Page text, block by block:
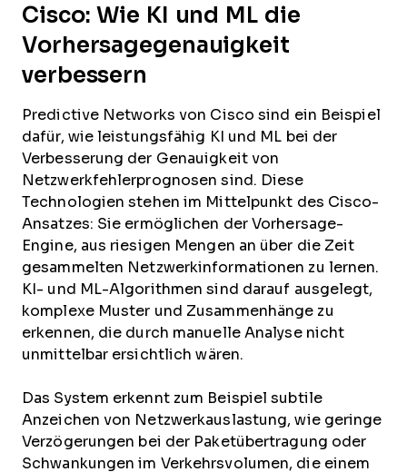
Cisco: Wie KI und ML die
Vorhersagegenauigkeit
verbessern
Predictive Networks von Cisco sind ein Beispiel
dafür, wie leistungsfähig KI und ML bei der
Verbesserung der Genauigkeit von
Netzwerkfehlerprognosen sind. Diese
Technologien stehen im Mittelpunkt des Cisco-
Ansatzes: Sie ermöglichen der Vorhersage-
Engine, aus riesigen Mengen an über die Zeit
gesammelten Netzwerkinformationen zu lernen.
KI- und ML-Algorithmen sind darauf ausgelegt,
komplexe Muster und Zusammenhänge zu
erkennen, die durch manuelle Analyse nicht
unmittelbar ersichtlich wären.
Das System erkennt zum Beispiel subtile
Anzeichen von Netzwerkauslastung, wie geringe
Verzögerungen bei der Paketübertragung oder
Schwankungen im Verkehrsvolumen, die einem